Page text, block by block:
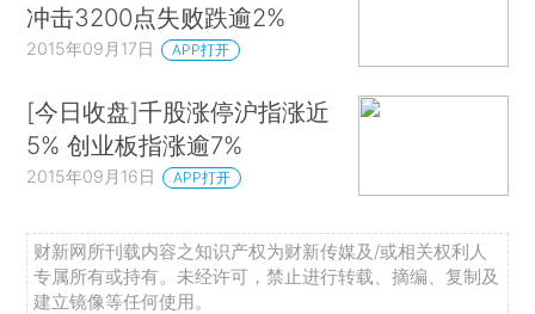
冲击3200点失败跌逾2%
2015年09月17日 APP打开
[今日收盘]千股涨停沪指涨近
5% 创业板指涨逾7%
2015年09月16日 APP打开
财新网所刊载内容之知识产权为财新传媒及/或相关权利人
专属所有或持有。未经许可，禁止进行转载、摘编、复制及
建立镜像等任何使用。